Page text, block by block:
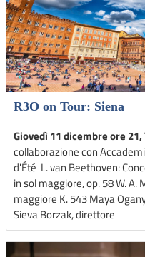
R3O on Tour: Siena
Giovedì 11 dicembre ore
collaborazione con
d'Été L. van Beethoven:
in sol maggiore, op. 58 W.
maggiore K. 543 Maya
Sieva Borzak, direttore